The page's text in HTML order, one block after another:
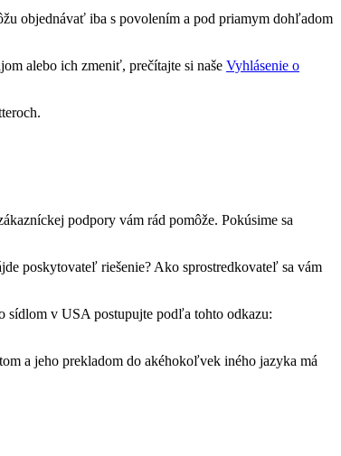
objednávať iba s povolením a pod priamym dohľadom
alebo ich zmeniť, prečítajte si naše Vyhlásenie o
podpory vám rád pomôže. Pokúsime sa
poskytovateľ riešenie? Ako sprostredkovateľ sa vám
sídlom v USA postupujte podľa tohto odkazu:
a jeho prekladom do akéhokoľvek iného jazyka má